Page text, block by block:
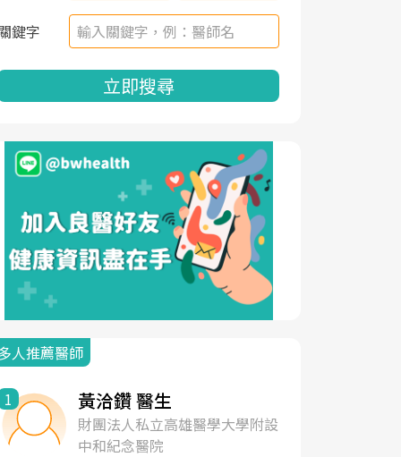
鍵字
立即搜尋
人推薦醫師
1 黃洽鑽 醫生
財團法人私立高雄醫學大學附設
中和紀念醫院